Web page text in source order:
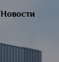
Новости